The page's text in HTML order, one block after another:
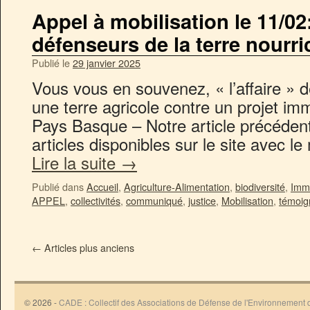
Appel à mobilisation le 11/
défenseurs de la terre
Publié le29 janvier 2025
Vous vous en souvenez, « l’affaire »
une terre agricole contre un projet
Pays Basque – Notre article
articles disponibles sur le site avec
Lire la suite →
Publié dansAccueil, Agriculture-Alimentation, biodiversité,
APPEL, collectivités, communiqué, justice, Mobilisation,
← Articles plus anciens
© 2026 -CADE : Collectif des Associations de Défense de l'Environnement